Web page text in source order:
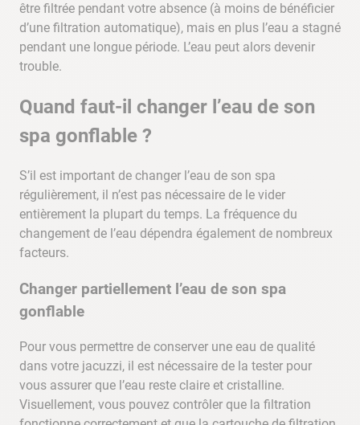
être filtrée pendant votre absence (à moins de bénéficier
d’une filtration automatique), mais en plus l’eau a stagné
pendant une longue période. L’eau peut alors devenir
trouble.
Quand faut-il changer l’eau de son
spa gonflable ?
S’il est important de changer l’eau de son spa
régulièrement, il n’est pas nécessaire de le vider
entièrement la plupart du temps. La fréquence du
changement de l’eau dépendra également de nombreux
facteurs.
Changer partiellement l’eau de son spa
gonflable
Pour vous permettre de conserver une eau de qualité
dans votre jacuzzi, il est nécessaire de la tester pour
vous assurer que l’eau reste claire et cristalline.
Visuellement, vous pouvez contrôler que la filtration